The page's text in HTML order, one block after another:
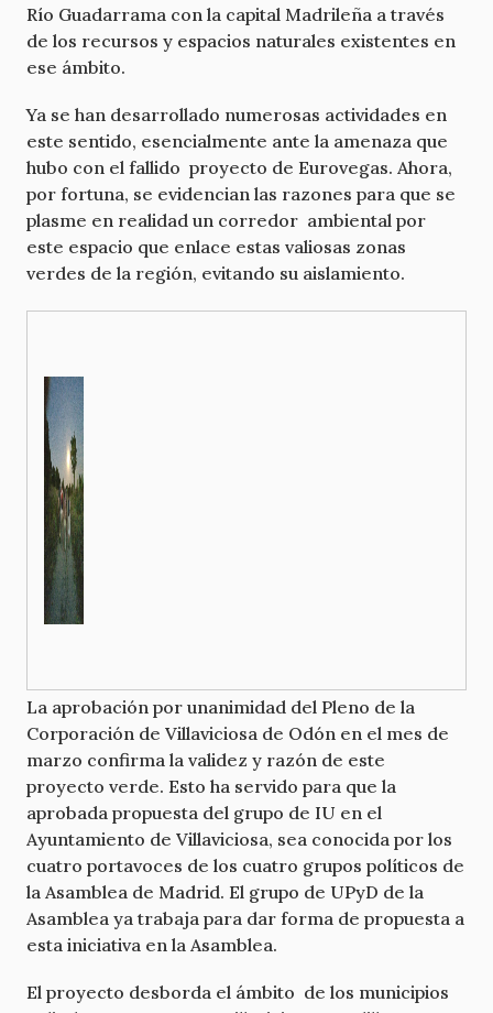
Río Guadarrama con la capital Madrileña a través
de los recursos y espacios naturales existentes en
ese ámbito.
Ya se han desarrollado numerosas actividades en
este sentido, esencialmente ante la amenaza que
hubo con el fallido proyecto de Eurovegas. Ahora,
por fortuna, se evidencian las razones para que se
plasme en realidad un corredor ambiental por
este espacio que enlace estas valiosas zonas
verdes de la región, evitando su aislamiento.
La aprobación por unanimidad del Pleno de la
Corporación de Villaviciosa de Odón en el mes de
marzo confirma la validez y razón de este
proyecto verde. Esto ha servido para que la
aprobada propuesta del grupo de IU en el
Ayuntamiento de Villaviciosa, sea conocida por los
cuatro portavoces de los cuatro grupos políticos de
la Asamblea de Madrid. El grupo de UPyD de la
Asamblea ya trabaja para dar forma de propuesta a
esta iniciativa en la Asamblea.
El proyecto desborda el ámbito de los municipios